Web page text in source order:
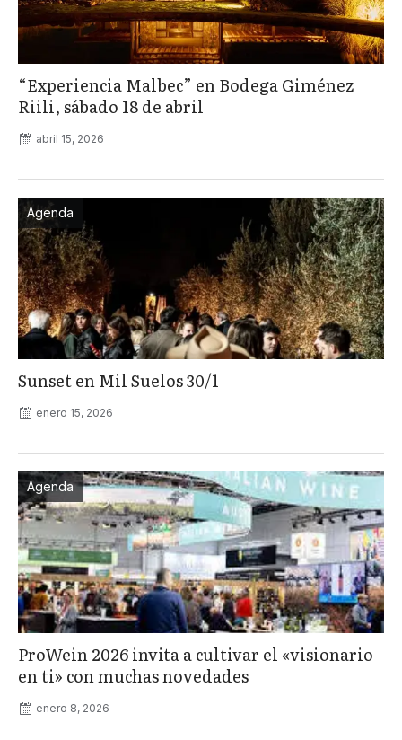
“Experiencia Malbec” en Bodega Giménez
Riili, sábado 18 de abril
abril 15, 2026
Agenda
Sunset en Mil Suelos 30/1
enero 15, 2026
Agenda
ProWein 2026 invita a cultivar el «visionario
en ti» con muchas novedades
enero 8, 2026